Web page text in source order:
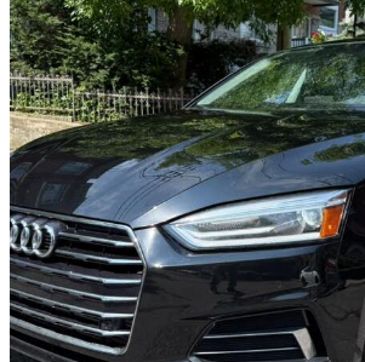
2019 Audi A5 Sportback
quattro Komfort 45 TFSI116 997 km